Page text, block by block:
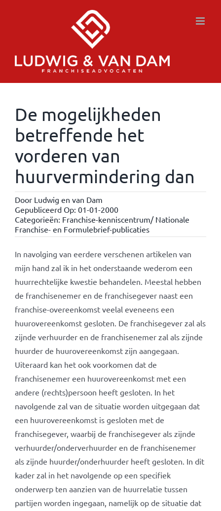
De mogelijkheden
betreffende het
vorderen van
huurvermindering dan
Door Ludwig en van Dam
Gepubliceerd Op: 01-01-2000
Categorieën: Franchise-kenniscentrum/ Nationale
Franchise- en Formulebrief-publicaties
In navolging van eerdere verschenen artikelen van
mijn hand zal ik in het onderstaande wederom een
huurrechtelijke kwestie behandelen. Meestal hebben
de franchisenemer en de franchisegever naast een
franchise-overeenkomst veelal eveneens een
huurovereenkomst gesloten. De franchisegever zal als
zijnde verhuurder en de franchisenemer zal als zijnde
huurder de huurovereenkomst zijn aangegaan.
Uiteraard kan het ook voorkomen dat de
franchisenemer een huurovereenkomst met een
andere (rechts)persoon heeft gesloten. In het
navolgende zal van de situatie worden uitgegaan dat
een huurovereenkomst is gesloten met de
franchisegever, waarbij de franchisegever als zijnde
verhuurder/onderverhuurder en de franchisenemer
als zijnde huurder/onderhuurder heeft gesloten. In dit
kader zal in het navolgende op een specifiek
onderwerp ten aanzien van de huurrelatie tussen
partijen worden ingegaan, namelijk op de situatie dat